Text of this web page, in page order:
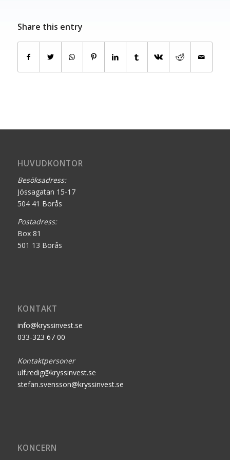
Share this entry
HUVUDKONTOR
Besöksadress:
Jössagatan 15-17
504 41 Borås
Postadress:
Box 81
501 13 Borås
KONTAKT
info@kryssinvest.se
033-323 67 00
Kontaktpersoner
ulf.redig@kryssinvest.se
stefan.svensson@kryssinvest.se
KONCERN